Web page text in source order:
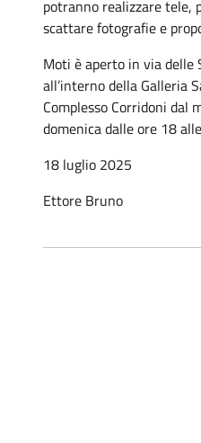
potranno realizzare tele,
scattare fotografie e
Moti è aperto in via delle
all’interno della Galleria
Complesso Corridoni dal
domenica dalle ore 18
18 luglio 2025
Ettore Bruno